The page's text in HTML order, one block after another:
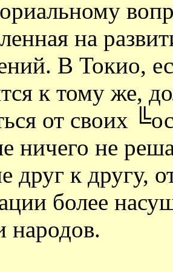
на
В Токио,
к тому же,
от своих
ничего не
друг к другу,
более
народов.